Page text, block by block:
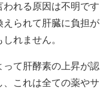
れる原因は不明です
られて肝臓に負担が
れません。
て肝酵素の上昇が認
これは全ての薬やサ